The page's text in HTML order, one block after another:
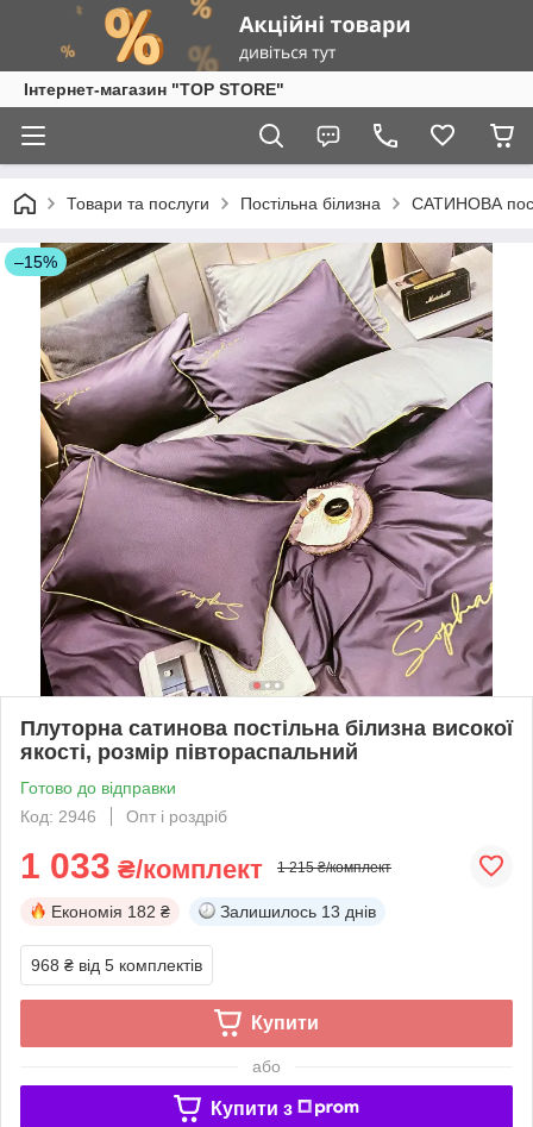
Інтернет-магазин "TOP STORE"
Товари та послуги Постільна білизна САТИНОВА
–15%
Плуторна сатинова постільна білизна високої
якості, розмір півтораспальний
Готово до відправки
Код: 2946
Опт і роздріб
1 033 ₴/комплект 1 215 ₴/комплект
Економія 182 ₴ Залишилось 13 днів
968 ₴ від 5 комплектів
Купити
або
Купити з